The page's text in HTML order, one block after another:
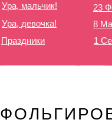
Ура, мальчик!
Ура, девочка!
Праздники
23
8
1